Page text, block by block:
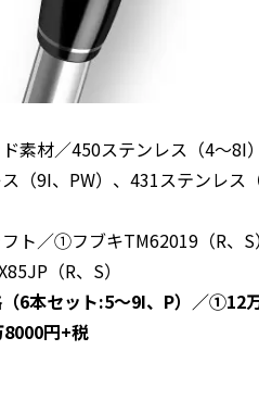
素材／450ステンレス（4〜8I
（9I、PW）、431ステンレス（
ト／①フブキTM62019（R、S
（R、S）
6本セット:5～9I、P）／①12
円+税